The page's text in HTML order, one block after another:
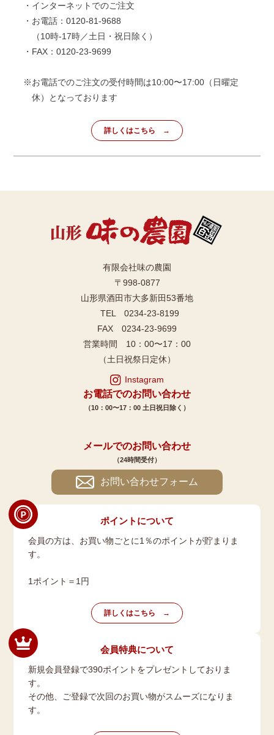
・インターネットでのご注文
・お電話：0120-81-9688
（10時-17時／土日・祝日除く）
・FAX：0120-23-9699
※お電話でのご注文の受付時間は10:00〜17:00（日曜定
休）となっております
詳しくはこちら
有限会社味の農園
〒998-0877
山形県酒田市大多新田53番地
TEL 0234-23-8199
FAX 0234-23-9699
営業時間 10：00〜17：00
（土日祝祭日定休）
Instagram
お電話でのお問い合わせ
（10：00〜17：00 土日祝日除く）
メールでのお問い合わせ
（24時間受付）
お問い合わせフォーム
ポイントについて
会員の方は、お買い物ごとに1％のポイントが貯まりま
す。
1ポイント＝1円
詳しくはこちら
会員特典について
新規会員登録で390ポイントをプレゼントしておりま
す。
その他、ご登録で次回のお買い物がスムーズになりま
す。